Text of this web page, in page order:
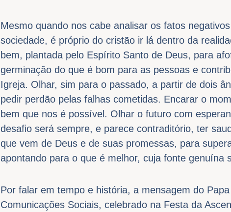
Mesmo quando nos cabe analisar os fatos
sociedade, é próprio do cristão ir lá dentro da
bem, plantada pelo Espírito Santo de Deus, para
germinação do que é bom para as pessoas e
Igreja. Olhar, sim para o passado, a partir de dois
pedir perdão pelas falhas cometidas. Encarar o
bem que nos é possível. Olhar o futuro com
desafio será sempre, e parece contraditório, ter
que vem de Deus e de suas promessas, para
apontando para o que é melhor, cuja fonte genuína
Por falar em tempo e história, a mensagem do
Comunicações Sociais, celebrado na Festa da